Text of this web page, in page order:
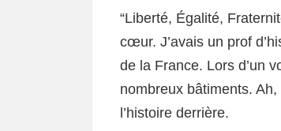
“Liberté, Égalité,
cœur. J’avais un prof
de la France. Lors d’un
nombreux bâtiments.
l’histoire derrière.